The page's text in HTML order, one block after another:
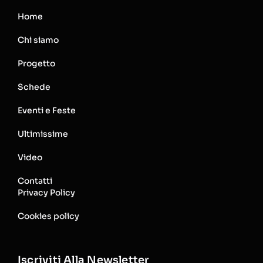
Home
Chi siamo
Progetto
Schede
Eventi e Feste
Ultimissime
Video
Contatti
Privacy Policy
Cookies policy
Iscriviti Alla Newsletter